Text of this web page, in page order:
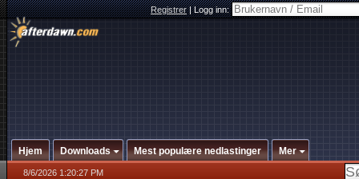
Registrer|Logg inn:
Hjem Downloads Mest populære nedlastinger Mer
8/6/2026 1:20:27 PM